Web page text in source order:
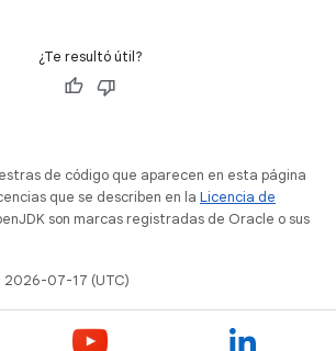
¿Te resultó útil?
de código que aparecen en esta página
que se describen en la Licencia de
son marcas registradas de Oracle o sus
07-17 (UTC)